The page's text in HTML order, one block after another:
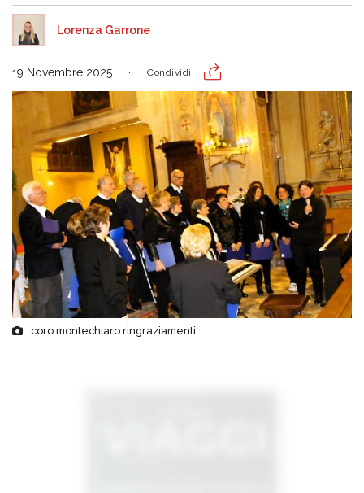
Lorenza Garrone
19 Novembre 2025 Condividi
coro montechiaro ringraziamenti